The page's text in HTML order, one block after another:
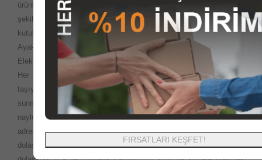
ürünleri
herboykoli.com
olarak İnternet ortamında güvenli bir
şekilde, kutu, koli, ambalaj malzemeleri, paketleme kutuları, giysi
kutuları, gıda kutuları, ofset baskılı baskısız kutu koli ürünleri,
Ayakkabı kutuları, Yedekparça kutuları, özel ofset baskılı kutular,
Elektronik cihaz kutularını en uygun fiyatlara sizlere sunuyoruz.
Her yerde ihtiyaç duyabileceğiniz Ofis veya evinizi
taşıyacaksınız? Çok fazla ürün seçeneği ve en iyi fiyatları sizlere
sunma politikamız ile istediğiniz ebatlardaki kutu koli balonlu
naylon ambalaj ürünlerini aynı gün kargo ile en kısa sürede
adresinize teslim ediyoruz. Taşıma esnasında kapı kapı
dolaşmanıza gerek yok. Önceleri evimizi taşırken bakkal market
FIRSATLARI KEŞFET!